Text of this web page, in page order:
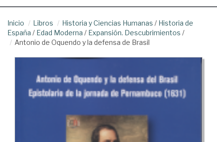
Inicio Libros Historia y Ciencias Humanas / Historia de
España / Edad Moderna / Expansión. Descubrimientos /
Antonio de Oquendo y la defensa de Brasil